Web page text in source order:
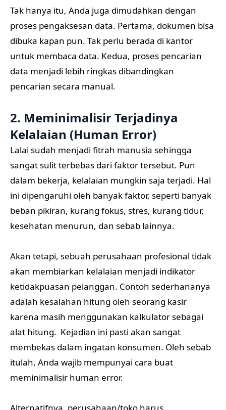
Tak hanya itu, Anda juga dimudahkan dengan
proses pengaksesan data. Pertama, dokumen bisa
dibuka kapan pun. Tak perlu berada di kantor
untuk membaca data. Kedua, proses pencarian
data menjadi lebih ringkas dibandingkan
pencarian secara manual.
2. Meminimalisir Terjadinya
Kelalaian (Human Error)
Lalai sudah menjadi fitrah manusia sehingga
sangat sulit terbebas dari faktor tersebut. Pun
dalam bekerja, kelalaian mungkin saja terjadi. Hal
ini dipengaruhi oleh banyak faktor, seperti banyak
beban pikiran, kurang fokus, stres, kurang tidur,
kesehatan menurun, dan sebab lainnya.
Akan tetapi, sebuah perusahaan profesional tidak
akan membiarkan kelalaian menjadi indikator
ketidakpuasan pelanggan. Contoh sederhananya
adalah kesalahan hitung oleh seorang kasir
karena masih menggunakan kalkulator sebagai
alat hitung. Kejadian ini pasti akan sangat
membekas dalam ingatan konsumen. Oleh sebab
itulah, Anda wajib mempunyai cara buat
meminimalisir human error.
Alternatifnya, perusahaan/toko harus